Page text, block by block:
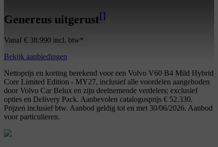
Genereus uitgerust[]
Vanaf € 38.990 incl. btw*
Bekijk aanbiedingen
Nettoprijs en korting berekend voor een Volvo V60 B4 Mild Hybrid
Core Limited Edition - MY27, inclusief alle voordelen aangeboden
door Volvo Car Belux en zijn deelnemende verdelers; exclusief
opties en Delivery Pack. Aanbevolen catalogusprijs € 52.330.
Prijzen inclusief btw. Aanbod geldig tot en met 30/06/2026. Aanbod
voor particulieren.